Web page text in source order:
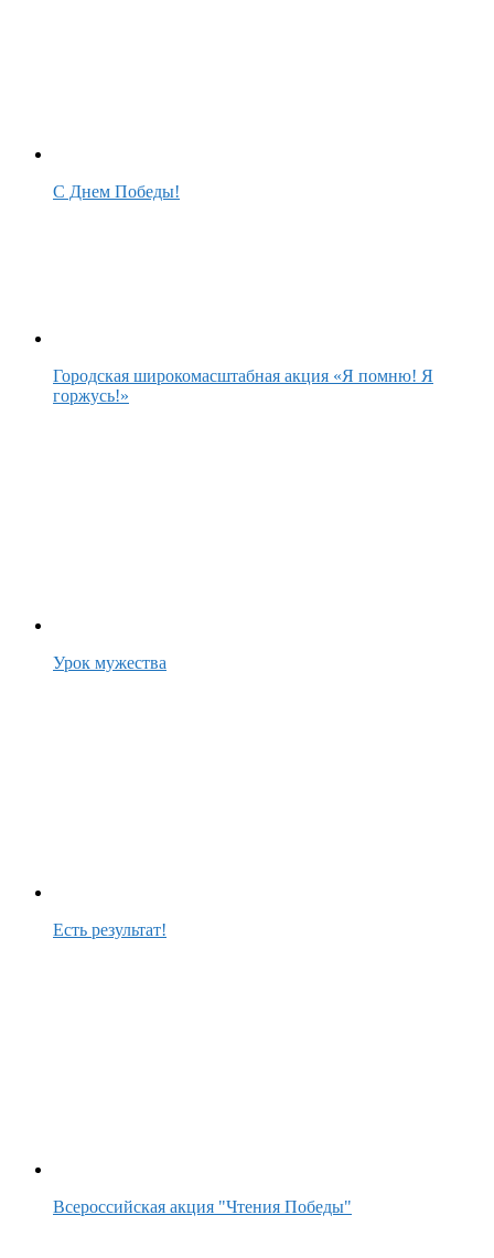
С Днем Победы!
Городская широкомасштабная акция «Я помню! Я
горжусь!»
Урок мужества
Есть результат!
Всероссийская акция "Чтения Победы"